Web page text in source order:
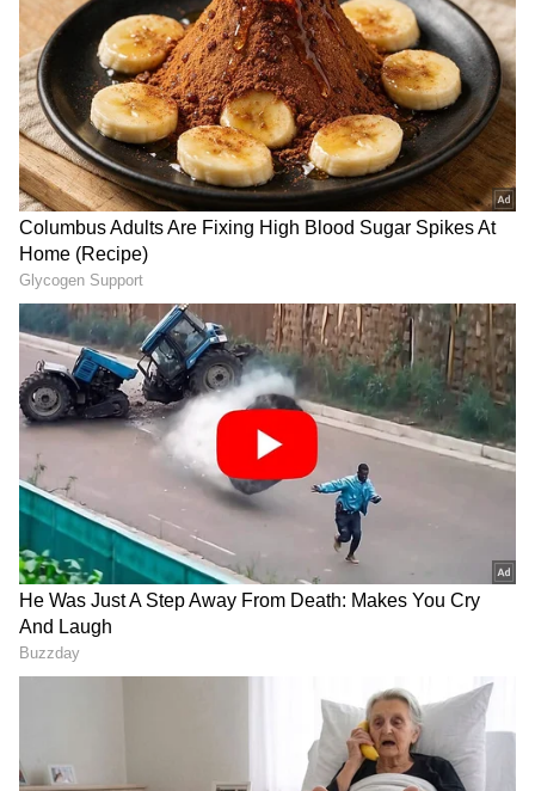
Image Credit :Jiohotstar
జ్యో చీటింగ్
తర్వాత దశరథ, కార్తీక్ మాట్లాడుకుంటారు. జ్యోత్స్న చాలా
తెలివిగా అందరిని చీట్ చేసింది. నెల్లూరు బ్రాంచ్ లో అసలు
ఏ ప్రాబ్లెం లేదు. చిన్న సమస్యను పెద్దది చేసి చూపించి ఫోన్
చేయించింది అని చెప్తాడు దశరథ. అత్తను ఎమోషనల్ గా
లాక్ చేసింది. అత్త కోసం తాత మనసు మార్చుకున్నాడు.
నన్ను మీటింగ్ లో లేకుండా చేసింది అంటాడు కార్తీక్. ఇది
తాత్కాలికమే కదా.. కొత్త సీఈఓను తీసుకువస్తే సమస్య
పరిష్కారం అవుతుంది అంటాడు దశరథ.